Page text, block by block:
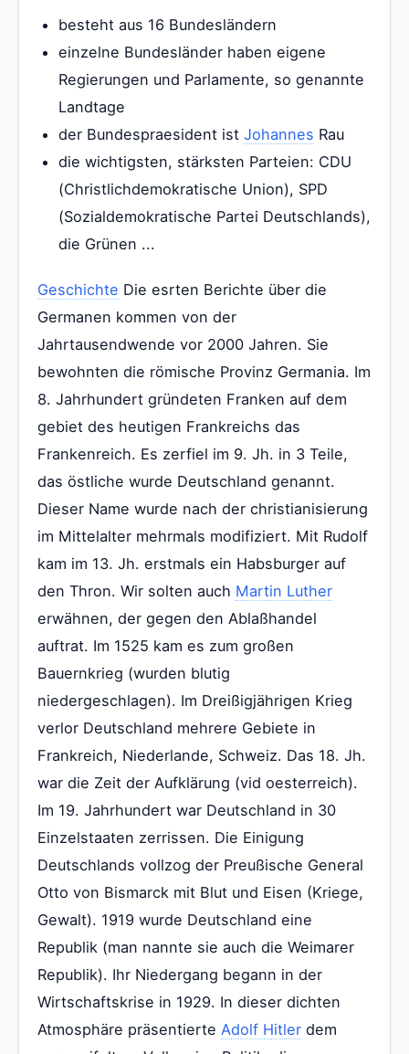
besteht aus 16 Bundesländern
einzelne Bundesländer haben eigene
Regierungen und Parlamente, so genannte
Landtage
der Bundespraesident ist Johannes Rau
die wichtigsten, stärksten Parteien: CDU
(Christlichdemokratische Union), SPD
(Sozialdemokratische Partei Deutschlands),
die Grünen ...
Geschichte Die esrten Berichte über die
Germanen kommen von der
Jahrtausendwende vor 2000 Jahren. Sie
bewohnten die römische Provinz Germania. Im
8. Jahrhundert gründeten Franken auf dem
gebiet des heutigen Frankreichs das
Frankenreich. Es zerfiel im 9. Jh. in 3 Teile,
das östliche wurde Deutschland genannt.
Dieser Name wurde nach der christianisierung
im Mittelalter mehrmals modifiziert. Mit Rudolf
kam im 13. Jh. erstmals ein Habsburger auf
den Thron. Wir solten auch Martin Luther
erwähnen, der gegen den Ablaßhandel
auftrat. Im 1525 kam es zum großen
Bauernkrieg (wurden blutig
niedergeschlagen). Im Dreißigjährigen Krieg
verlor Deutschland mehrere Gebiete in
Frankreich, Niederlande, Schweiz. Das 18. Jh.
war die Zeit der Aufklärung (vid oesterreich).
Im 19. Jahrhundert war Deutschland in 30
Einzelstaaten zerrissen. Die Einigung
Deutschlands vollzog der Preußische General
Otto von Bismarck mit Blut und Eisen (Kriege,
Gewalt). 1919 wurde Deutschland eine
Republik (man nannte sie auch die Weimarer
Republik). Ihr Niedergang begann in der
Wirtschaftskrise in 1929. In dieser dichten
Atmosphäre präsentierte Adolf Hitler dem